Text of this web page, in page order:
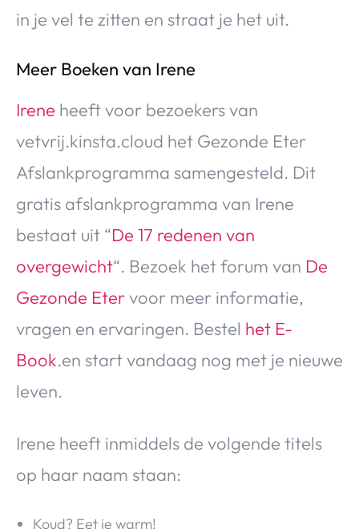
in je vel te zitten en straat je het uit.
Meer Boeken van Irene
Irene heeft voor bezoekers van
vetvrij.kinsta.cloud het Gezonde Eter
Afslankprogramma samengesteld. Dit
gratis afslankprogramma van Irene
bestaat uit “De 17 redenen van
overgewicht“. Bezoek het forum van De
Gezonde Etervoor meer informatie,
vragen en ervaringen. Bestel het E-
Book.en start vandaag nog met je nieuwe
leven.
Irene heeft inmiddels de volgende titels
op haar naam staan:
Koud? Eet je warm!